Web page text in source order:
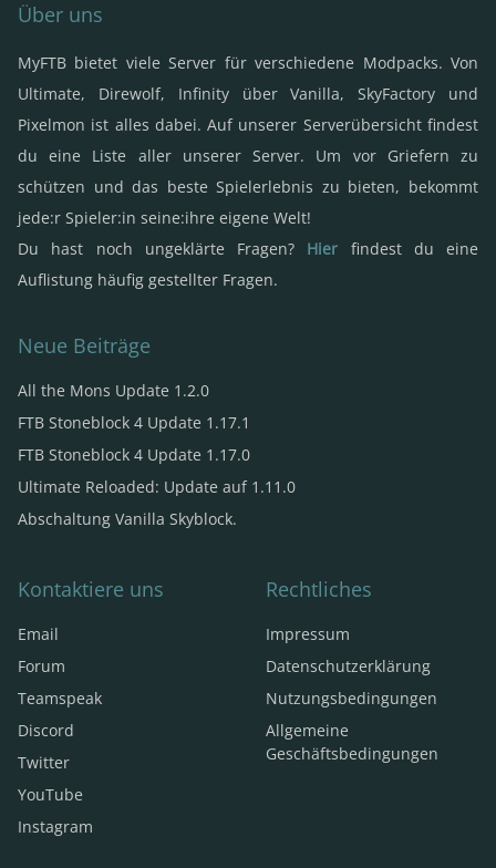
Über uns
MyFTB bietet viele Server für verschiedene Modpacks. Von
Ultimate, Direwolf, Infinity über Vanilla, SkyFactory und
Pixelmon ist alles dabei. Auf unserer Serverübersicht findest
du eine Liste aller unserer Server. Um vor Griefern zu
schützen und das beste Spielerlebnis zu bieten, bekommt
jede:r Spieler:in seine:ihre eigene Welt!
Du hast noch ungeklärte Fragen? Hier findest du eine
Auflistung häufig gestellter Fragen.
Neue Beiträge
All the Mons Update 1.2.0
FTB Stoneblock 4 Update 1.17.1
FTB Stoneblock 4 Update 1.17.0
Ultimate Reloaded: Update auf 1.11.0
Abschaltung Vanilla Skyblock.
Kontaktiere uns
Email
Forum
Teamspeak
Discord
Twitter
YouTube
Instagram
Rechtliches
Impressum
Datenschutzerklärung
Nutzungsbedingungen
Allgemeine
Geschäftsbedingungen